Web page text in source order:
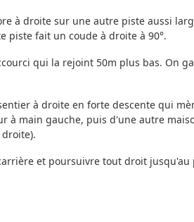
à droite sur une autre piste aussi
piste fait un coude à droite à 90°.
qui la rejoint 50m plus bas. On
à droite en forte descente qui
à main gauche, puis d'une autre
et poursuivre tout droit